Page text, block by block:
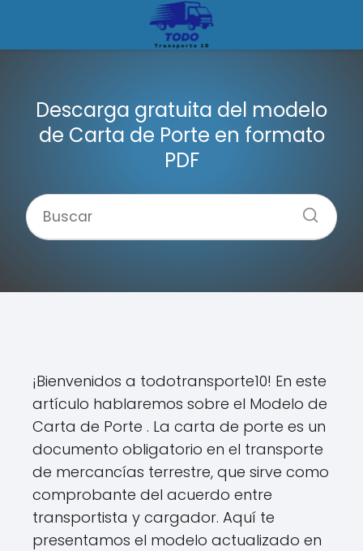
Descarga gratuita del modelo
de Carta de Porte en formato
PDF
¡Bienvenidos a todotransporte10! En este
artículo hablaremos sobre el Modelo de
Carta de Porte . La carta de porte es un
documento obligatorio en el transporte
de mercancías terrestre, que sirve como
comprobante del acuerdo entre
transportista y cargador. Aquí te
presentamos el modelo actualizado en